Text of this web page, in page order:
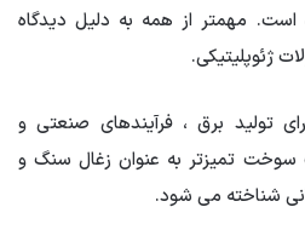
است. مهمتر از همه به دلیل دیدگاه
ژئوپلیتیکی.
تولید برق ، فرآیندهای صنعتی و
تمیزتر به عنوان زغال سنگ و
شناخته می شود.